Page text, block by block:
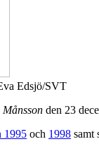
Edsjö/SVT
Månsson den 23
1995 och 1998 samt